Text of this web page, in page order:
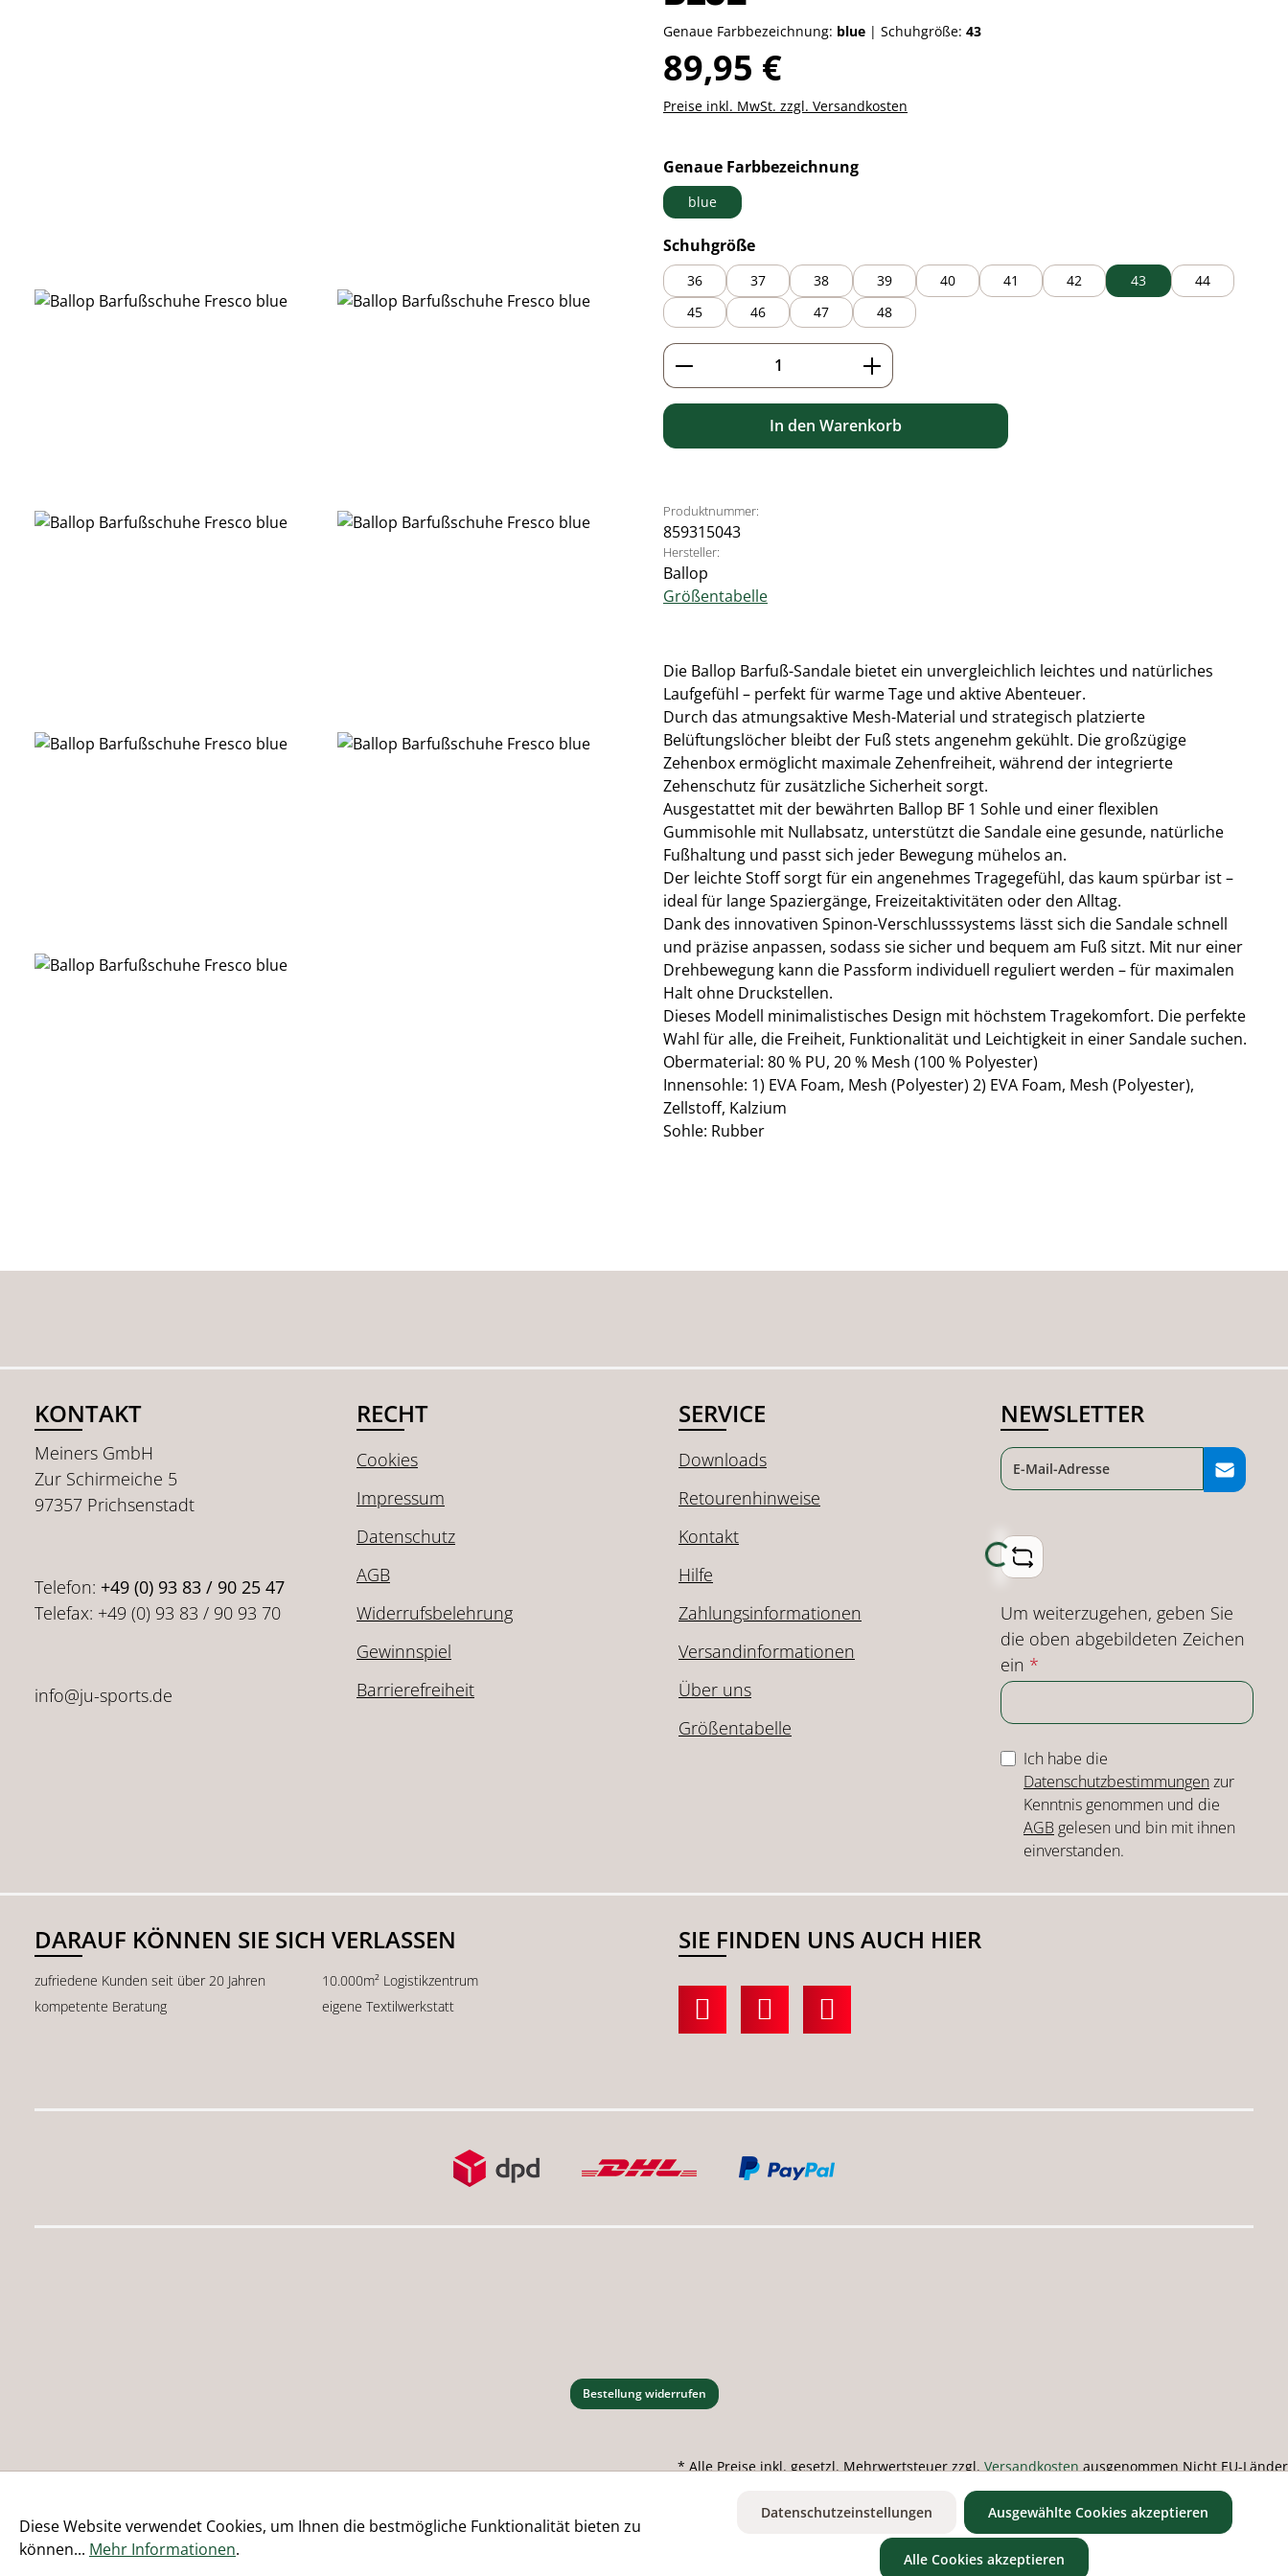
Genaue Farbbezeichnung: blue | Schuhgröße: 43
Regulärer Preis:
89,95 €
Preise inkl. MwSt. zzgl. Versandkosten
Genaue Farbbezeichnungauswählen
blue
Schuhgrößeauswählen
36 37 38 39 40 41 42 43
44
45
46 47 48
Produkt Anzahl: Gib den gewünschten Wert ein oder
In den Warenkorb
Produktnummer:
859315043
Hersteller:
Ballop
Größentabelle
Die Ballop Barfuß-Sandale bietet ein unvergleichlich leichtes und natürliches
Laufgefühl – perfekt für warme Tage und aktive Abenteuer.
Durch das atmungsaktive Mesh-Material und strategisch platzierte
Belüftungslöcher bleibt der Fuß stets angenehm gekühlt. Die großzügige
Zehenbox ermöglicht maximale Zehenfreiheit, während der integrierte
Zehenschutz für zusätzliche Sicherheit sorgt.
Ausgestattet mit der bewährten Ballop BF 1 Sohle und einer flexiblen
Gummisohle mit Nullabsatz, unterstützt die Sandale eine gesunde, natürliche
Fußhaltung und passt sich jeder Bewegung mühelos an.
Der leichte Stoff sorgt für ein angenehmes Tragegefühl, das kaum spürbar ist –
ideal für lange Spaziergänge, Freizeitaktivitäten oder den Alltag.
Dank des innovativen Spinon-Verschlusssystems lässt sich die Sandale schnell
und präzise anpassen, sodass sie sicher und bequem am Fuß sitzt. Mit nur einer
Drehbewegung kann die Passform individuell reguliert werden – für maximalen
Halt ohne Druckstellen.
Dieses Modell minimalistisches Design mit höchstem Tragekomfort. Die perfekte
Wahl für alle, die Freiheit, Funktionalität und Leichtigkeit in einer Sandale suchen.
Obermaterial: 80 % PU, 20 % Mesh (100 % Polyester)
Innensohle: 1) EVA Foam, Mesh (Polyester) 2) EVA Foam, Mesh (Polyester),
Zellstoff, Kalzium
Sohle: Rubber
KONTAKT
Meiners GmbH
Zur Schirmeiche 5
97357 Prichsenstadt
Telefon: +49 (0) 93 83 / 90 25 47
Telefax: +49 (0) 93 83 / 90 93 70
info@ju-sports.de
RECHT
Cookies
Impressum
Datenschutz
AGB
Widerrufsbelehrung
Gewinnspiel
Barrierefreiheit
SERVICE
Downloads
Retourenhinweise
Kontakt
Hilfe
Zahlungsinformationen
Versandinformationen
Über uns
Größentabelle
NEWSLETTER
Loading...
Um weiterzugehen, geben Sie
die oben abgebildeten Zeichen
ein *
Ich habe die
Datenschutzbestimmungenzur
Kenntnis genommen und die
AGB gelesen und bin mit ihnen
einverstanden.
DARAUF KÖNNEN SIE SICH VERLASSEN
zufriedene Kunden seit über 20 Jahren
10.000m² Logistikzentrum
kompetente Beratung
eigene Textilwerkstatt
SIE FINDEN UNS AUCH HIER
Bestellung widerrufen
* Alle Preise inkl. gesetzl. Mehrwertsteuer zzgl. Versandkosten ausgenommen Nicht EU-Länder
Diese Website verwendet Cookies, um Ihnen die bestmögliche Funktionalität bieten zu
können... Mehr Informationen.
Datenschutzeinstellungen Ausgewählte Cookies akzeptieren
Alle Cookies akzeptieren